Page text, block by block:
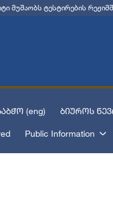
მუშაობს ტესტირების
(eng) ბიუროს
Public Information